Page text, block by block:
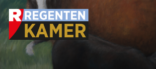
Skip to content